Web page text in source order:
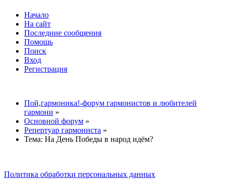
Начало
На сайт
Последние сообщения
Помощь
Поиск
Вход
Регистрация
Пой,гармоника!-форум гармонистов и любителей
гармони »
Основной форум »
Репертуар гармониста »
Тема: На День Победы в народ идём?
Политика обработки персональных данных